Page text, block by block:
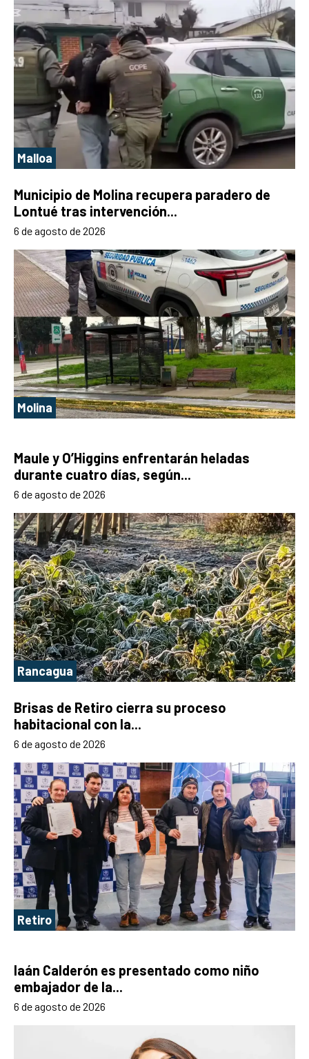
Malloa
Municipio de Molina recupera paradero de
Lontué tras intervención...
6 de agosto de 2026
Molina
Maule y O’Higgins enfrentarán heladas
durante cuatro días, según...
6 de agosto de 2026
Rancagua
Brisas de Retiro cierra su proceso
habitacional con la...
6 de agosto de 2026
Retiro
Iaán Calderón es presentado como niño
embajador de la...
6 de agosto de 2026